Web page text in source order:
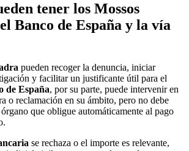
tener los Mossos
Banco de España y la vía
pueden recoger la denuncia, iniciar
y facilitar un justificante útil para el
de España, por su parte, puede intervenir en
o reclamación en su ámbito, pero no debe
que obligue automáticamente al pago
se rechaza o el importe es relevante,